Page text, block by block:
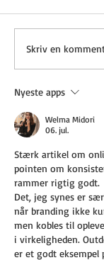
Skriv en
Nyeste apps
Welma Midori
06. jul.
Stærk artikel om
pointen om
rammer rigtig godt.
Det, jeg synes er
når branding ikke
men kobles til
i virkeligheden.
er et godt eksempel